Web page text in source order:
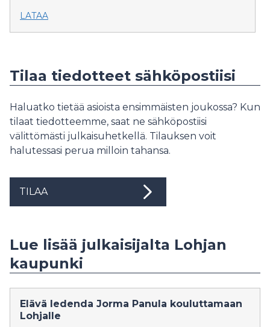
LATAA
Tilaa tiedotteet sähköpostiisi
Haluatko tietää asioista ensimmäisten joukossa? Kun
tilaat tiedotteemme, saat ne sähköpostiisi
välittömästi julkaisuhetkellä. Tilauksen voit
halutessasi perua milloin tahansa.
TILAA
Lue lisää julkaisijalta Lohjan
kaupunki
Elävä ledenda Jorma Panula kouluttamaan
Lohjalle